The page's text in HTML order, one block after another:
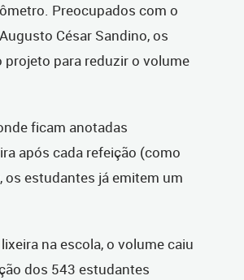
Preocupados com o
César Sandino, os
para reduzir o volume
ficam anotadas
após cada refeição (como
os estudantes já emitem um
na escola, o volume caiu
dos 543 estudantes